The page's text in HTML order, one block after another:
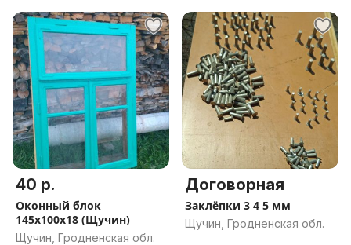
40 р.
Оконный блок
145x100x18 (Щучин)
Щучин, Гродненская обл.
Договорная
Заклёпки 3 4 5 мм
Щучин, Гродненская обл.